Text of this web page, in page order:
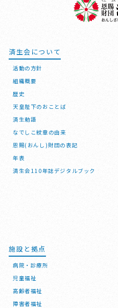
済生会について
活動の方針
組織概要
歴史
天皇陛下のおことば
済生勅語
なでしこ紋章の由来
恩賜(おんし)財団の表記
年表
済生会110年誌デジタルブック
施設と拠点
病院・診療所
児童福祉
高齢者福祉
障害者福祉